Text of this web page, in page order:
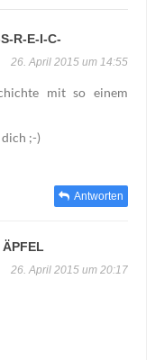
R-E-I-C-
26. April 2015 um 14:55
mit so einem
;-)
Antworten
26. April 2015 um 20:17